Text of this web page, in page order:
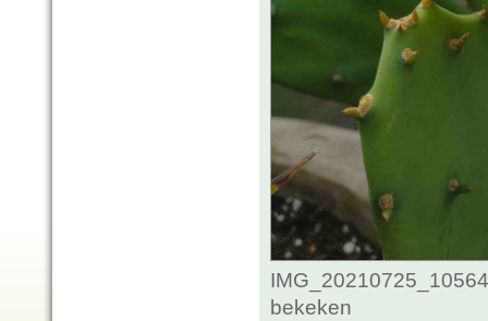
bekeken